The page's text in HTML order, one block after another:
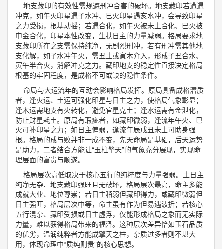
地支藏印的有效性需规避刑冲合害的破坏。地支藏印若遭遇
冲克，如午火印星遇子水冲、巳火印星遇亥水冲，会导致印星
之力受损，根基动摇；若遇合化，如午火被未土合化、巳火被
申金合化，印星本性改变，生扶日主的力量减弱。格局要求地
支藏印所在之支需保持纯净，无剧烈刑冲，若有刑冲需其他地
支化解，如子水冲午火，需丑土或寅木介入，形成子丑合水、
寅午半合火，消解冲克之力。藏印地支的稳定性直接决定格局
根基的牢固程度，是成格不可或缺的隐性条件。
命局与大运流年的互动会影响格局发挥。原局具备成格潜质
者，逢火运、土运可强化印星与日主之力，使格局气象彰显；
逢木运需地支有火转化，避免官星克土；逢水运需有金泄化，
防止财星耗土。原局有瑕疵者，如藏印微弱，逢流年午火、巳
火可补印星之力；如日主偏弱，逢流年辰戌丑未土可助身强
根。格局的成与败并非一成不变，先天命局是基础，后天运势
是助力，二者结合方能让“玉柱擎天”的气象充分展现，实现命
理层面的富贵与顺遂。
格局层次高低取决于核心五行的纯粹度与力量强弱。土日主
纯净无杂、地支藏印强旺且无破坏，格局层次最高，命主多能
成就大业、地位尊崇；若日主稍弱但藏印得力，或藏印微弱但
日主强旺，格局层次中等，命主虽有作为但易遇波折；若核心
五行混杂、藏印受损或日主虚浮，仅能形成格局之象而无实际
力量，难以获得格局带来的福泽。这种层次差异恰如玉石品质
的优劣，温润纯粹者方能成擎天之柱，杂质过多者则不堪大
用，体现命理中“质纯则贵”的核心思想。